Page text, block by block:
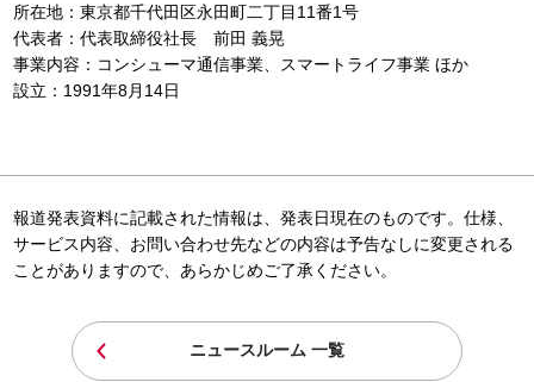
所在地：東京都千代田区永田町二丁目11番1号
代表者：代表取締役社長 前田 義晃
事業内容：コンシューマ通信事業、スマートライフ事業 ほか
設立：1991年8月14日
報道発表資料に記載された情報は、発表日現在のものです。仕様、
サービス内容、お問い合わせ先などの内容は予告なしに変更される
ことがありますので、あらかじめご了承ください。
ニュースルーム 一覧